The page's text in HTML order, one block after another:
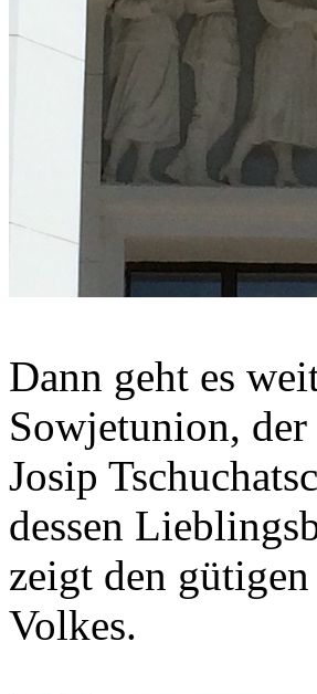
Dann geht es
Sowjetunion,
Josip
dessen
zeigt den
Volkes.